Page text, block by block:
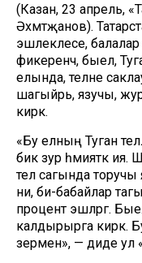
(Казан, 23 апрель,
Әхмәтҗанов).
эшлеклесе,
фикеренчә, быел,
елында, телне
шагыйрь, язучы,
кирәк.
«Бу елның Туган
бик зур әһәмияткә
тел сагында торучы
әни, әби-бабайлар
процент эшләргә.
калдырырга кирәк. Бу
әзермен», — диде ул